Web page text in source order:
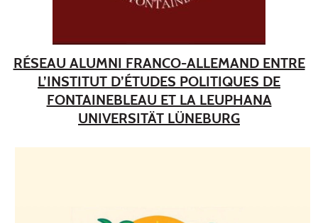
RÉSEAU ALUMNI FRANCO-ALLEMAND ENTRE
L’INSTITUT D’ÉTUDES POLITIQUES DE
FONTAINEBLEAU ET LA LEUPHANA
UNIVERSITÄT LÜNEBURG